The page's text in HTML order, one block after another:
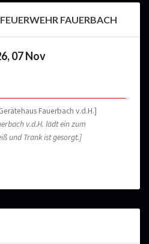
FAUERBACH
07 Nov
Fauerbach v.d.H.]
v.d.H. lädt ein zum
und Trank ist gesorgt.]